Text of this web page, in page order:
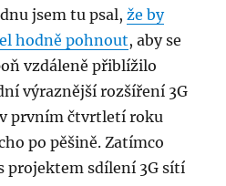
jsem tu psal,že by
hodně pohnout, aby se
vzdáleně přiblížilo
výraznější rozšíření 3G
prvním čtvrtletí roku
po pěšině. Zatímco
projektem sdílení 3G sítí